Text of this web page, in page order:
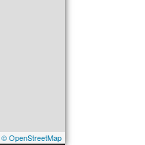
© OpenStreetMap